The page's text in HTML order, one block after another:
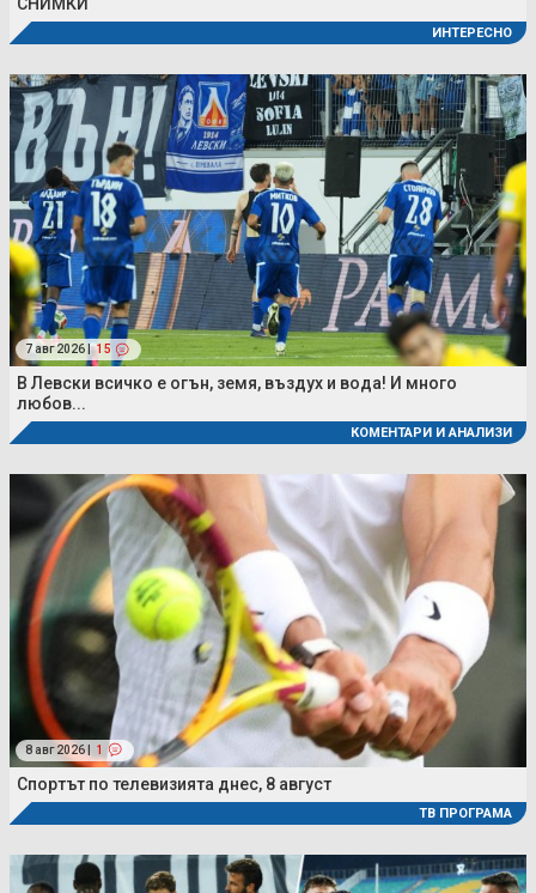
ИНТЕРЕСНО
7 авг 2026 | 15
В Левски всичко е огън, земя, въздух и вода! И много
любов...
КОМЕНТАРИ И АНАЛИЗИ
8 авг 2026 | 1
Спортът по телевизията днес, 8 август
ТВ ПРОГРАМА